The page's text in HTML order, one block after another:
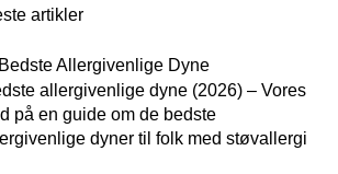
artikler
allergivenlige dyne (2026) – Vores
på en guide om de bedste
dyner til folk med støvallergi